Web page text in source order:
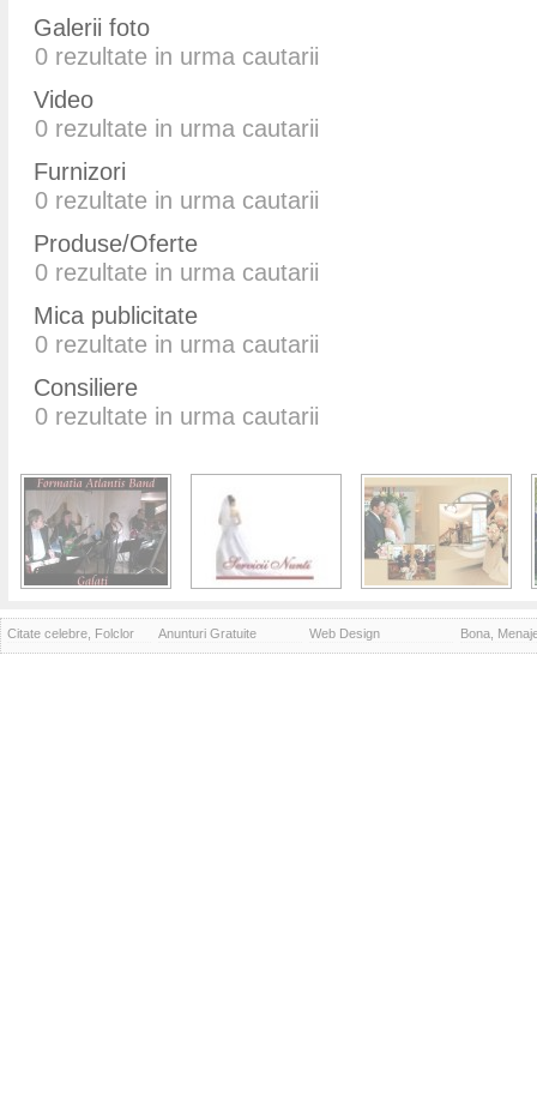
Galerii foto
0 rezultate in urma cautarii
Video
0 rezultate in urma cautarii
Furnizori
0 rezultate in urma cautarii
Produse/Oferte
0 rezultate in urma cautarii
Mica publicitate
0 rezultate in urma cautarii
Consiliere
0 rezultate in urma cautarii
Citate celebre, Folclor Anunturi Gratuite Web Design Bona,